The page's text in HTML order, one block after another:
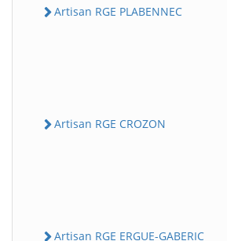
Artisan RGE PLABENNEC
Artisan RGE CROZON
Artisan RGE ERGUE-GABERIC